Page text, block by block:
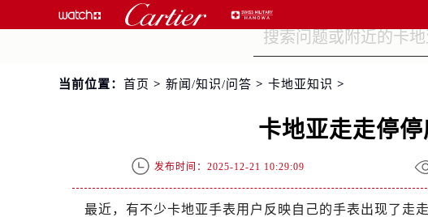
当前位置： 首页 > 新闻/知识/问答 > 卡地亚知识 >
卡地亚走走停
发布时间：2025-12-21 10:29:09
最近，有不少卡地亚手表用户反映自己的手表出现了走